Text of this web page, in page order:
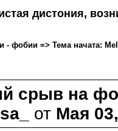
дистония,
- фобии => Тема начата:
срыв на
от Мая